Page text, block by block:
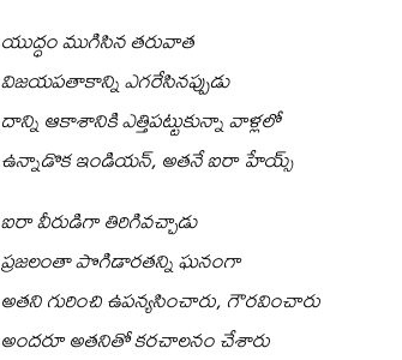
యుద్ధం ముగిసిన తరువాత
విజయపతాకాన్ని ఎగరేసినప్పుడు
దాన్ని ఆకాశానికి ఎత్తిపట్టుకున్నా వాళ్లలో
ఉన్నాడొక ఇండియన్, అతనే ఐరా హేయ్స్
ఐరా వీరుడిగా తిరిగివచ్చాడు
ప్రజలంతా పొగిడారతన్ని ఘనంగా
అతని గురించి ఉపన్యసించారు, గౌరవించారు
అందరూ అతనితో కరచాలనం చేశారు